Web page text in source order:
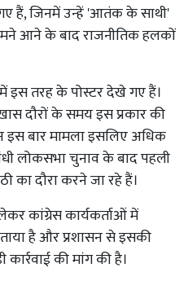
हैं, जिनमें उन्हें 'आतंक के साथी'
आने के बाद राजनीतिक हलकों
इस तरह के पोस्टर देखे गए हैं।
दौरों के समय इस प्रकार की
बार मामला इसलिए अधिक
लोकसभा चुनाव के बाद पहली
का दौरा करने जा रहे हैं।
कांग्रेस कार्यकर्ताओं में
है और प्रशासन से इसकी
की मांग की है।